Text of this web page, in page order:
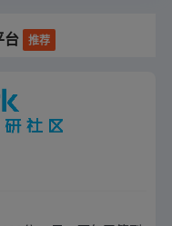
台 推荐